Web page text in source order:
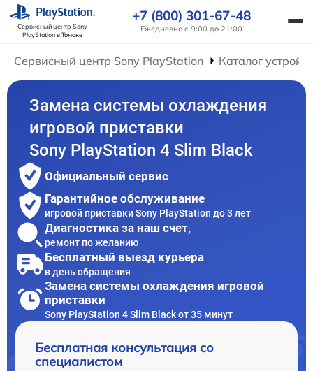
Сервисный центр Sony
PlayStationв Томске
+7 (800) 301-67-48
Ежедневно с 9:00 до 21:00
Сервисный центр Sony PlayStation Каталог
Замена системы охлаждения
игровой приставки
Sony PlayStation 4 Slim Black
Официальный сервис
Гарантийное обслуживание
игровой приставки Sony PlayStation до 3 лет
Диагностика за наш счет,
ремонт по желанию
Бесплатный выезд курьера
в день обращения
Замена системы охлаждения игровой
приставки
Sony PlayStation 4 Slim Black от 35 минут
Бесплатная консультация со
специалистом